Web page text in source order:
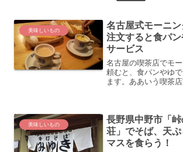
美味しいもの
名古屋式モーニ
注文すると食パ
サービス
名古屋の喫茶店でモ
頼むと、食パンやゆ
ます。ああいう喫茶
とかもしれません...
美味しいもの
長野県中野市「
荘」でそば、天
マスを食らう！